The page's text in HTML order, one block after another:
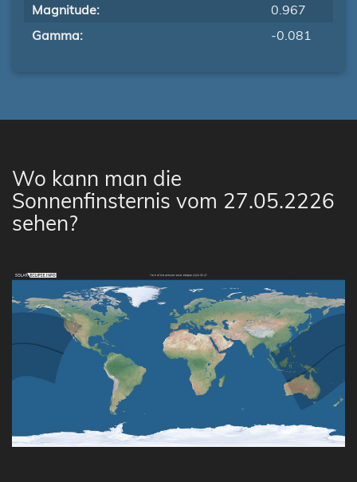
Magnitude:
0.967
Gamma:
-0.081
Wo kann man die
Sonnenfinsternis vom 27.05.2226
sehen?